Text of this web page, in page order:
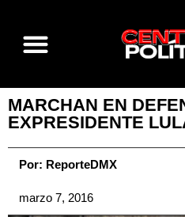
MARCHAN EN
EXPRESIDENTE
Por: ReporteDMX
marzo 7, 2016